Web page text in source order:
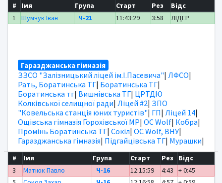
# Імя Група Старт Рез
Відс
1
Шумчук Іван Ч-21 11:43:29 3:58 ЛІДЕР
Гаразджанська гімназія
ЗЗСО "Залізницький ліцей ім.І.Пасевича"| ЛФСО|
Рать, Боратинська ТГ| Боратинська ТГ|
Боратинська тг| Вишнівська ТГ| ЦРТДЮ
Колківської селищної ради| Ліцей #2| ЗПО
"Ковельська станція юних туристів"| ГП| Ліцей 14|
Ощівська гімназія Горохівської МР| OC Wolf| Кобра|
Промінь Боратинська ТГ| Сокіл| OC Wolf, ВНУ|
Гаразджанська гімназія| Підгайцівська ТГ| Мурашки|
# Імя Група Старт Рез
Відс
3
Матіюк Павло Ч-16 12:15:59 4:43
+ 0:45